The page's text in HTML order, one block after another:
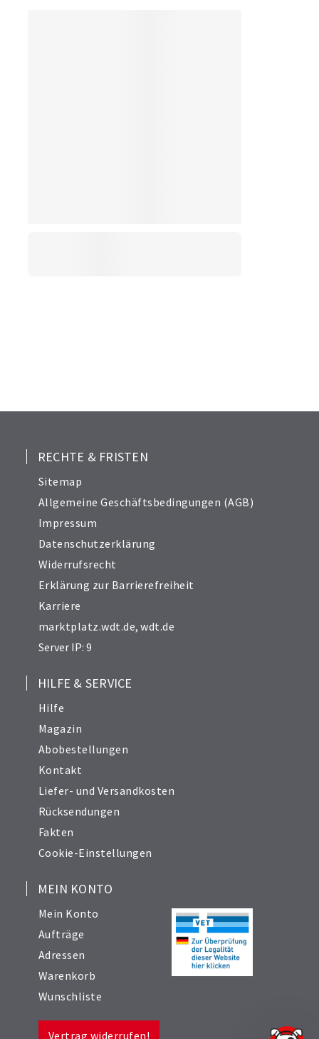
RECHTE & FRISTEN
Sitemap
Allgemeine Geschäftsbedingungen (AGB)
Impressum
Datenschutzerklärung
Widerrufsrecht
Erklärung zur Barrierefreiheit
Karriere
marktplatz.wdt.de,wdt.de
Server IP: 9
HILFE & SERVICE
Hilfe
Magazin
Abobestellungen
Kontakt
Liefer- und Versandkosten
Rücksendungen
Fakten
Cookie-Einstellungen
MEIN KONTO
Mein Konto
Aufträge
Adressen
Warenkorb
Wunschliste
Vertrag widerrufen!